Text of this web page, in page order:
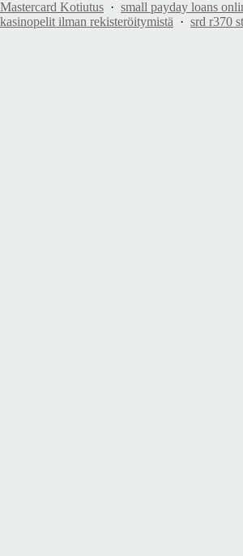
Mastercard Kotiutus · small payday loans
kasinopelit ilman rekisteröitymistä · srd r370